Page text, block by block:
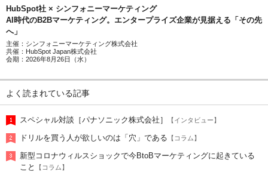
HubSpot社 × シンフォニーマーケティング
AI時代のB2Bマーケティング。エンタープライズ企業が見据える「その先
へ」
主催：シンフォニーマーケティング株式会社
共催：HubSpot Japan株式会社
会期：2026年8月26日（水）
よく読まれている記事
スペシャル対談［パナソニック株式会社］ 【インタビュー】
ドリルを買う人が欲しいのは「穴」である 【コラム】
新型コロナウィルスショックで今BtoBマーケティングに起きている
こと
【コラム】